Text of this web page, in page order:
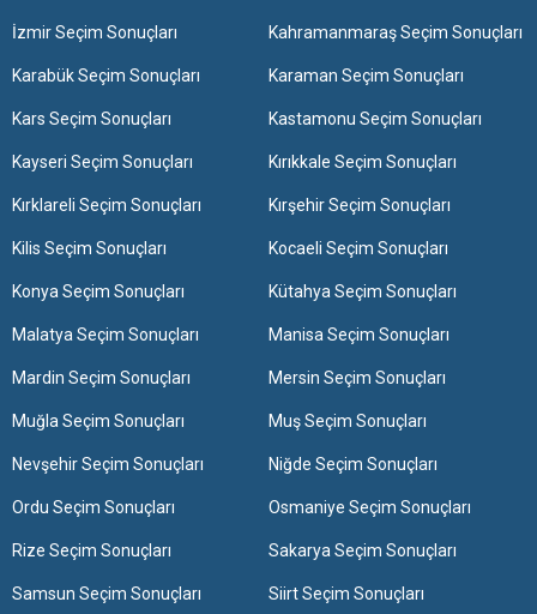
İzmir Seçim Sonuçları Kahramanmaraş Seçim Sonuçları
Karabük Seçim Sonuçları Karaman Seçim Sonuçları
Kars Seçim Sonuçları Kastamonu Seçim Sonuçları
Kayseri Seçim Sonuçları Kırıkkale Seçim Sonuçları
Kırklareli Seçim Sonuçları Kırşehir Seçim Sonuçları
Kilis Seçim Sonuçları Kocaeli Seçim Sonuçları
Konya Seçim Sonuçları Kütahya Seçim Sonuçları
Malatya Seçim Sonuçları Manisa Seçim Sonuçları
Mardin Seçim Sonuçları Mersin Seçim Sonuçları
Muğla Seçim Sonuçları Muş Seçim Sonuçları
Nevşehir Seçim Sonuçları Niğde Seçim Sonuçları
Ordu Seçim Sonuçları Osmaniye Seçim Sonuçları
Rize Seçim Sonuçları Sakarya Seçim Sonuçları
Samsun Seçim Sonuçları Siirt Seçim Sonuçları